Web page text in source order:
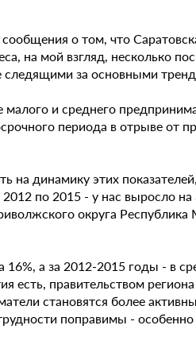
о том, что
на мой взгляд,
за основными
и среднего
периода в отрыве
на динамику этих
2012 по 2015 - у нас выросло
округа
а за 2012-2015 годы - в
есть, правительством
становятся более
поправимы - особенно